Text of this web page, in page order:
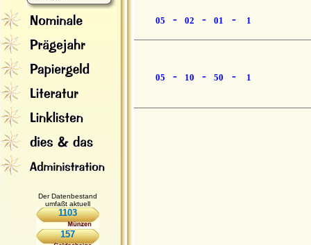
Der Datenbestand
umfaßt aktuell
1103
157
05 - 02 - 01 - 1
05 - 10 - 50 - 1